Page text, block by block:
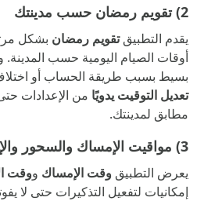
2) تقويم رمضان حسب مدينتك
يقدم التطبيقتقويم رمضان بشكل
أوقات الصيام اليومية حسب المدينة.
بسيط بسبب طريقة الحساب أو اختلاف
تعديل التوقيت يدويًا من الإعدادات
مطابق لمدينتك.
3) مواقيت الإمساك والسحور والإفطار بدقة
يعرض التطبيق وقت الإمساك ووقت
إمكانيات لتفعيل التذكيرات حتى لا